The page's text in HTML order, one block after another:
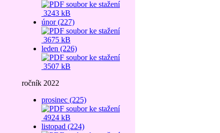
3243 kB
únor (227)
3675 kB
leden (226)
3507 kB
ročník 2022
prosinec (225)
4924 kB
listopad (224)